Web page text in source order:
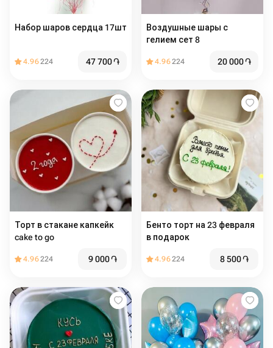
Набор шаров сердца 17шт
4.96224 47 700֏
Воздушные шары с
гелием сет 8
4.96224 20 000֏
Торт в стакане капкейк
cake to go
4.96224 9 000֏
Бенто торт на 23 февраля
в подарок
4.96224 8 500֏